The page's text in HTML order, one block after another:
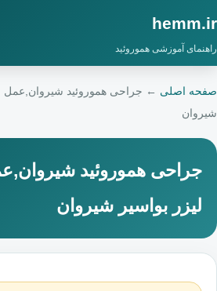
hemm.ir
راهنمای آموزشی هموروئید
صفحه اصلی ← جراحی هموروئید شیروان,عمل
شیروان
جراحی هموروئید
لیزر بواسیر شیروان